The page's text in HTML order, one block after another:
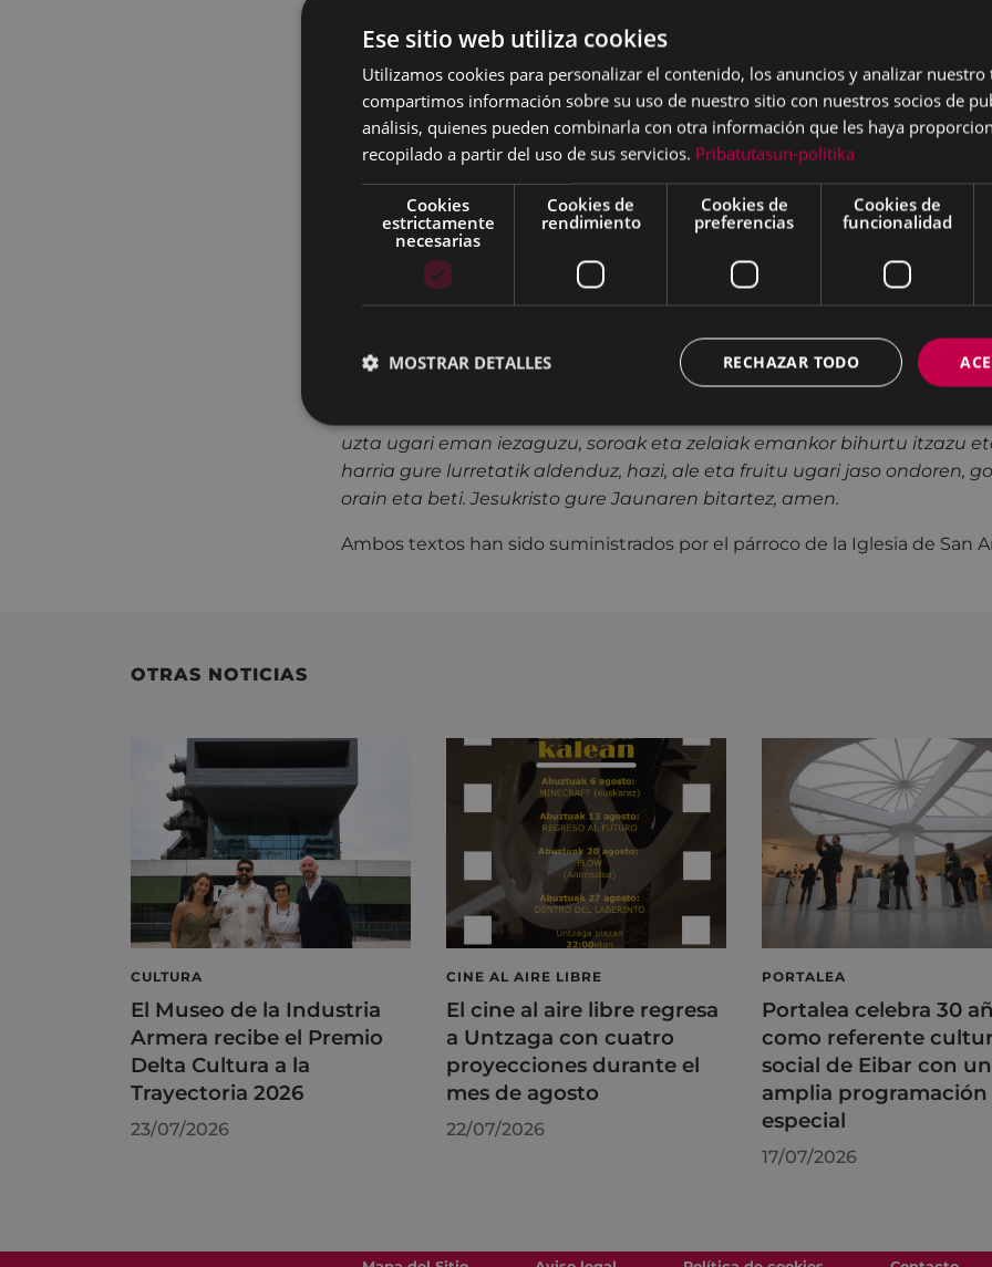
El antiguo conjuro en latín, y el actual en euskera, testigos de un
El texto en latín que se utilizaba antaño era un ruego para ahuyentar los
domo tua, quaesumus, Dómine, spiritáles nequítiae repellántur: et
malígnitas tempestátum: praesta supplícibus tuis: ut et
consolatiónis laetémur, et dono tuae pietátis semper utámur. Per
Sin embargo, el texto en euskara que se utiliza actualmente se aparta en
en el fondo– del texto anterior, y es un ruego para que las cosechas sean
campos generosos y se alejen las tormentas y el granizo para poder
frutos en abundancia con el mismo final de agradecimiento del anterior:
uzta ugari eman iezaguzu, soroak eta zelaiak emankor bihurtu itzazu
harria gure lurretatik aldenduz, hazi, ale eta fruitu ugari jaso ondoren,
orain eta beti. Jesukristo gure Jaunaren bitartez, amen.
Ambos textos han sido suministrados por el párroco de la Iglesia de San
OTRAS NOTICIAS
CULTURA
El Museo de la Industria
Armera recibe el Premio
Delta Cultura a la
Trayectoria 2026
23/07/2026
CINE AL AIRE LIBRE
El cine al aire libre regresa
a Untzaga con cuatro
proyecciones durante el
mes de agosto
22/07/2026
PORTALEA
Portalea celebra 30
como referente
social de Eibar con
amplia programación
especial
17/07/2026
Ese sitio web utiliza cookies
Utilizamos cookies para personalizar el contenido, los anuncios y analizar nuestro
compartimos información sobre su uso de nuestro sitio con nuestros socios de
análisis, quienes pueden combinarla con otra información que les haya
recopilado a partir del uso de sus servicios. Pribatutasun-politika
Cookies
estrictamente
necesarias
Cookies de
rendimiento
Cookies de
preferencias
Cookies de
funcionalidad
RECHAZAR TODO
MOSTRAR DETALLES